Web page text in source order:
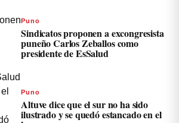
Puno
Sindicatos proponen a excongresista
puneño Carlos Zeballos como
presidente de EsSalud
Puno
Altuve dice que el sur no ha sido
ilustrado y se quedó estancado en el